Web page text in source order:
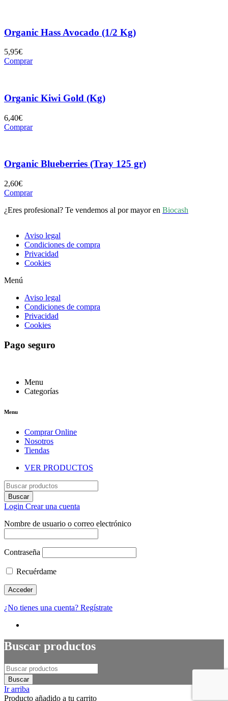
Organic Hass Avocado (1/2 Kg)
5,95€
Comprar
Organic Kiwi Gold (Kg)
6,40€
Comprar
Organic Blueberries (Tray 125 gr)
2,60€
Comprar
¿Eres profesional? Te vendemos al por mayor en Biocash
Aviso legal
Condiciones de compra
Privacidad
Cookies
Menú
Aviso legal
Condiciones de compra
Privacidad
Cookies
Pago seguro
Menu
Categorías
Menu
Comprar Online
Nosotros
Tiendas
VER PRODUCTOS
Login Crear una cuenta
Nombre de usuario o correo electrónico
Contraseña
Recuérdame
¿No tienes una cuenta? Regístrate
Buscar productos
Ir arriba
Producto añadido a tu carrito